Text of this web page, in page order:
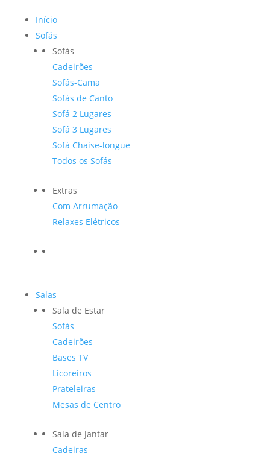
Início
Sofás
Sofás
Cadeirões
Sofás-Cama
Sofás de Canto
Sofá 2 Lugares
Sofá 3 Lugares
Sofá Chaise-longue
Todos os Sofás
Extras
Com Arrumação
Relaxes Elétricos
Salas
Sala de Estar
Sofás
Cadeirões
Bases TV
Licoreiros
Prateleiras
Mesas de Centro
Sala de Jantar
Cadeiras